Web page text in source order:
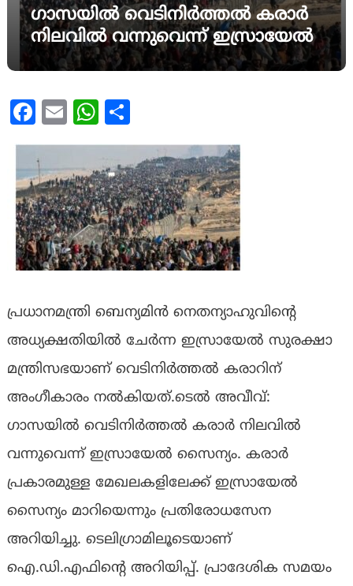
ഗാസയിൽ വെടിനിർത്തൽ കരാർ
നിലവിൽ വന്നുവെന്ന് ഇസ്രായേൽ
Facebook
Email WhatsApp
പ്രധാനമന്ത്രി ബെന്യമിൻ നെതന്യാഹുവിന്‍റെ
അധ്യക്ഷതിയിൽ ചേർന്ന ഇസ്രായേൽ സുരക്ഷാ
മന്ത്രിസഭയാണ് വെടിനിർത്തൽ കരാറിന്
അംഗീകാരം നൽകിയത്.ടെൽ അവീവ്:
ഗാസയിൽ വെടിനിർത്തൽ കരാർ നിലവിൽ
വന്നുവെന്ന് ഇസ്രായേൽ സൈന്യം. കരാർ
പ്രകാരമുള്ള മേഖലകളിലേക്ക് ഇസ്രായേൽ
സൈന്യം മാറിയെന്നും പ്രതിരോധസേന
അറിയിച്ചു. ടെലിഗ്രാമിലൂടെയാണ്
ഐ.ഡി.എഫിൻ്റെ അറിയിപ്പ്. പ്രാദേശിക സമയം